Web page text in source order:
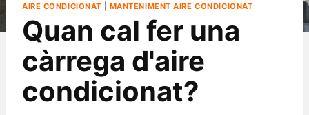
AIRE CONDICIONAT MANTENIMENT AIRE CONDICIONAT
Quan cal fer una
càrrega d'aire
condicionat?